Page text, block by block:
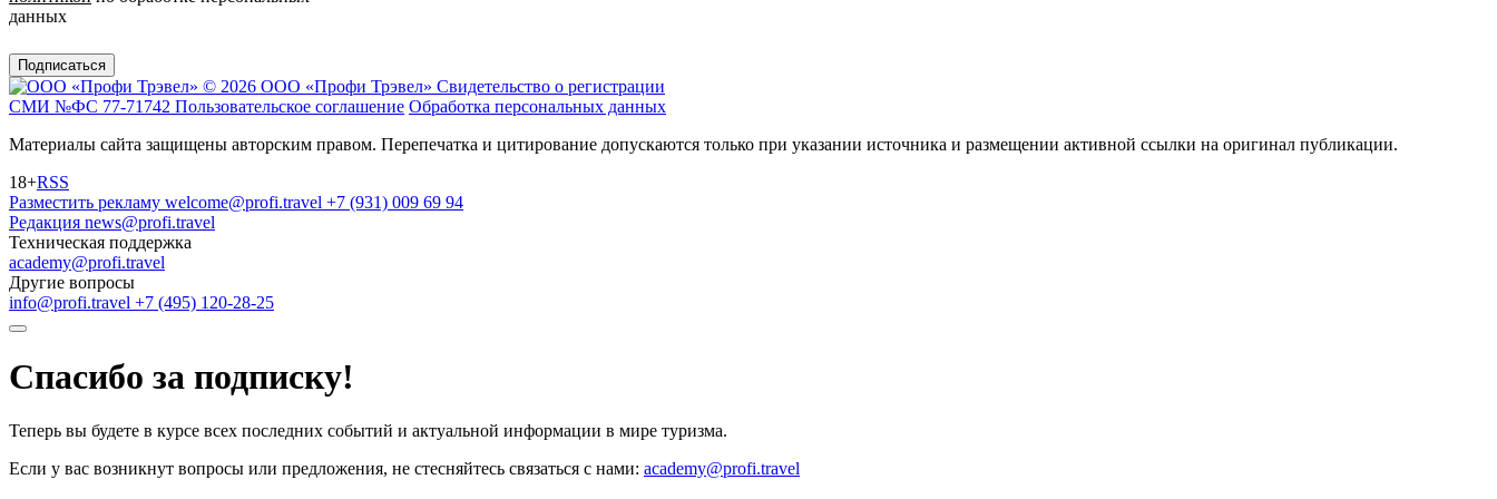
данных
Подписаться
© 2026 ООО «Профи Трэвeл» Свидетельство о регистрации
СМИ №ФС 77-71742 Пользовательское соглашение Обработка персональных данных
Материалы сайта защищены авторским правом. Перепечатка и цитирование допускаются только при указании источника и размещении активной ссылки на оригинал публикации.
18+RSS
Разместить рекламу welcome@profi.travel +7 (931) 009 69 94
Редакция news@profi.travel
Техническая поддержка
academy@profi.travel
Другие вопросы
info@profi.travel +7 (495) 120-28-25
Спасибо за подписку!
Теперь вы будете в курсе всех последних событий и актуальной информации в мире туризма.
Если у вас возникнут вопросы или предложения, не стесняйтесь связаться с нами: academy@profi.travel